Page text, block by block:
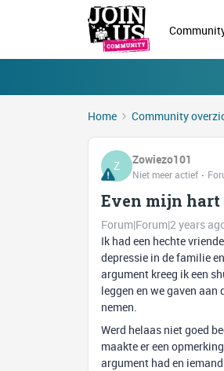
Home Community
Z Zowiezo101
Niet meer actief
Even mijn
Forum|Forum|2 years
Ik had een hechte
depressie in de familie
argument kreeg ik een
leggen en we gaven
nemen.
Werd helaas niet goed
maakte er een
argument had en